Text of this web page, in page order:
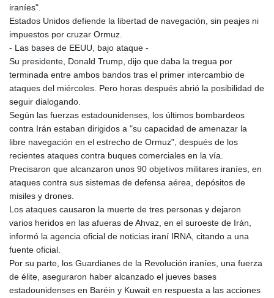
iraníes".
Estados Unidos defiende la libertad de navegación, sin peajes ni
impuestos por cruzar Ormuz.
- Las bases de EEUU, bajo ataque -
Su presidente, Donald Trump, dijo que daba la tregua por
terminada entre ambos bandos tras el primer intercambio de
ataques del miércoles. Pero horas después abrió la posibilidad de
seguir dialogando.
Según las fuerzas estadounidenses, los últimos bombardeos
contra Irán estaban dirigidos a "su capacidad de amenazar la
libre navegación en el estrecho de Ormuz", después de los
recientes ataques contra buques comerciales en la vía.
Precisaron que alcanzaron unos 90 objetivos militares iraníes, en
ataques contra sus sistemas de defensa aérea, depósitos de
misiles y drones.
Los ataques causaron la muerte de tres personas y dejaron
varios heridos en las afueras de Ahvaz, en el suroeste de Irán,
informó la agencia oficial de noticias iraní IRNA, citando a una
fuente oficial.
Por su parte, los Guardianes de la Revolución iraníes, una fuerza
de élite, aseguraron haber alcanzado el jueves bases
estadounidenses en Baréin y Kuwait en respuesta a las acciones